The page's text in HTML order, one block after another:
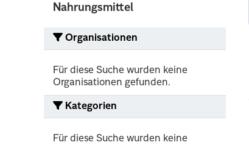
Nahrungsmittel
Organisationen
Für diese Suche wurden keine
Organisationen gefunden.
Kategorien
Für diese Suche wurden keine